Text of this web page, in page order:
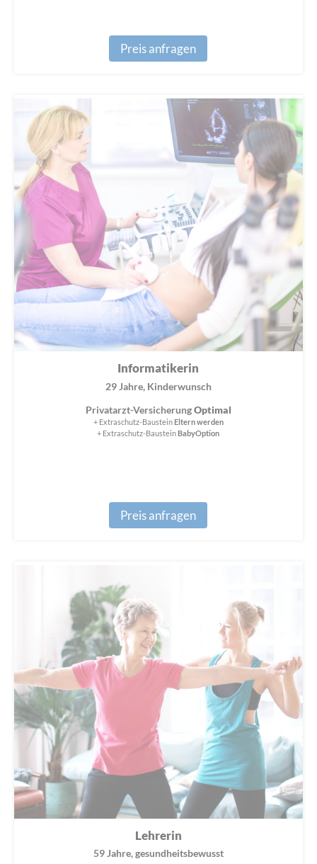
Preis anfragen
Informatikerin
29 Jahre, Kinderwunsch
Privatarzt-VersicherungOptimal
+ Extraschutz-BausteinEltern werden
+ Extraschutz-BausteinBabyOption
Preis anfragen
Lehrerin
59 Jahre, gesundheitsbewusst